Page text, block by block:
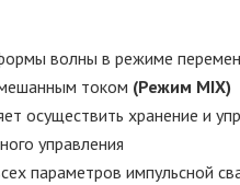
волны в режиме
током (Режим MIX)
осуществить хранение и
управления
параметров импульсной